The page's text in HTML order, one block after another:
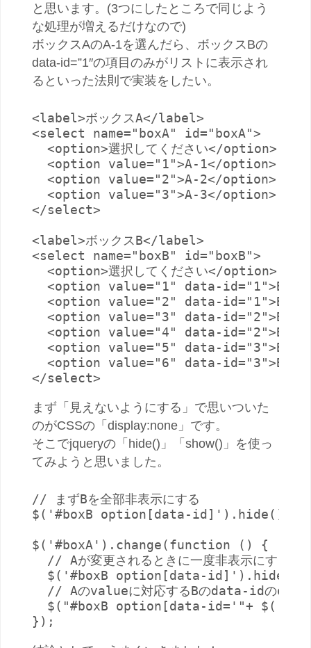
と思います。(3つにしたところで同じよう
な処理が増えるだけなので)
ボックスAのA-1を選んだら、ボックスBの
data-id=”1″の項目のみがリストに表示され
るといった法則で実装をしたい。
<label>ボックスA</label>
<select name="boxA" id="boxA">
  <option>選択してください</option>
  <option value="1">A-1</option>
  <option value="2">A-2</option>
  <option value="3">A-3</option>
</select>
<label>ボックスB</label>
<select name="boxB" id="boxB">
  <option>選択してください</option>
<option value="1" data-id="1">B-
<option value="2" data-id="1">B-
<option value="3" data-id="2">B-
<option value="4" data-id="2">B-
<option value="5" data-id="3">B-
<option value="6" data-id="3">B-
</select>
まず「見えないようにする」で思いついた
のがCSSの「display:none」です。
そこでjqueryの「hide()」「show()」を使っ
てみようと思いました。
// まずBを全部非表示にする
$('#boxB option[data-id]').hide();
$('#boxA').change(function () {
  // Aが変更されるときに一度非表示にする
  $('#boxB option[data-id]').hide();
// Aのvalueに対応するBのdata-idの
$("#boxB option[data-id='"+
});